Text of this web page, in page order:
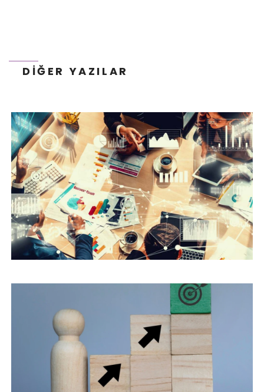
DIĞER YAZILAR
SAĞLIK TURIZMI İÇIN REKLAM AJANSI
SEÇIMI: BAŞARIYA GIDEN YOL
PINTEREST NEDIR? PINTEREST NASIL
ÇALIŞIR? PINTEREST REKLAMLARI NASIL
FAYDA SAĞLAR?